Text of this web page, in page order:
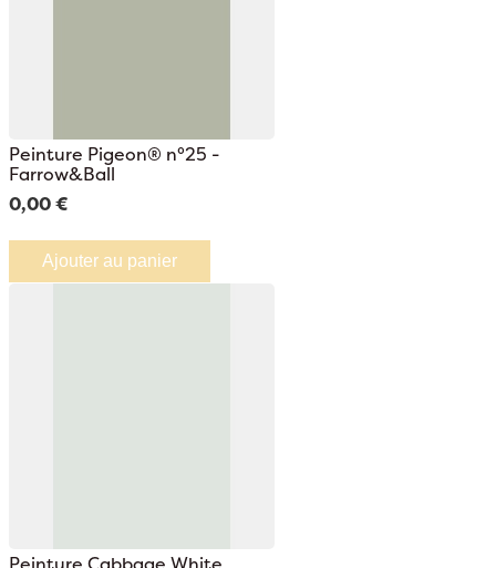
Peinture Pigeon® n°25 -
Farrow&Ball
0,00 €
Ajouter au panier